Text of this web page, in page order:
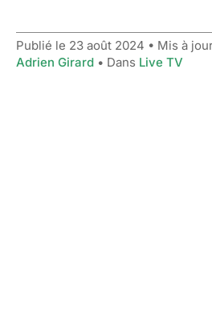
Publié le 23 août 2024 • Mis à
Adrien Girard • Dans Live TV